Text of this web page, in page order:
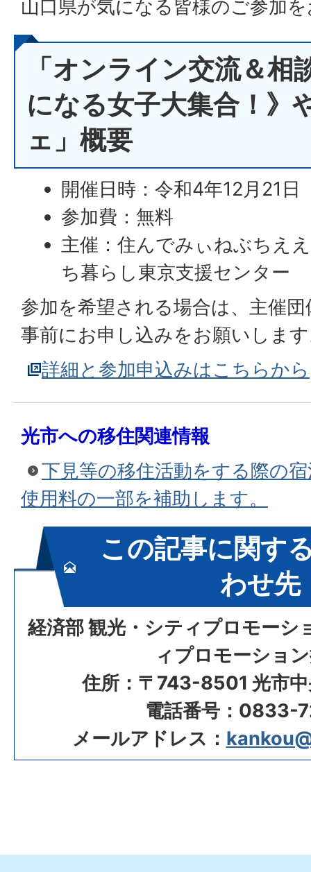
山口県が気になる皆様のご参加
「オンライン交流＆相
になる女子大集合！》
ェ」概要
開催日時：令和4年12月21日
参加費：無料
主催：住んでみぃねぶちえ
ち暮らし東京支援センター
参加を希望される場合は、主催
事前にお申し込みをお願いしま
詳細と参加申込みはこちらから
光市への移住関連情報
下見等の移住活動をする際の
使用料の一部を補助します。
この記事に関す
わせ先
経済部 観光・シティプロモーシ
ィプロモーショ
住所：〒743-8501 光市中
電話番号：0833-
メールアドレス：